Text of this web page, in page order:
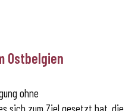
Ostbelgien
ohne